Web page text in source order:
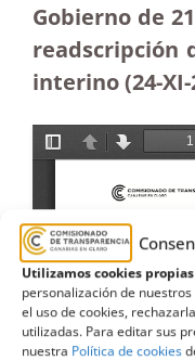
Utilizamos cookies
personalización de
el uso de cookies,
utilizadas. Para editar sus
nuestra Política de cookies
Gobierno de
readscripción
interino (24-XI-